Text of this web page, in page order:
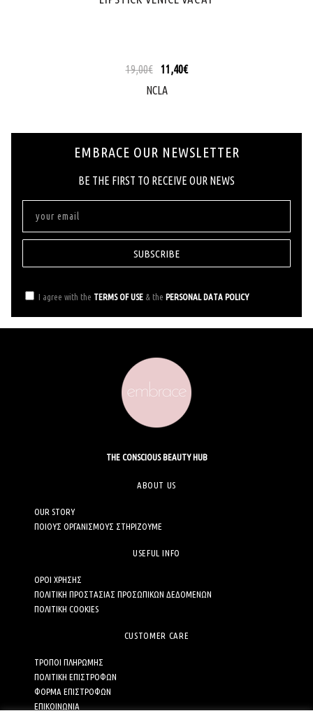
19,00€ 11,40€
NCLA
EMBRACE OUR NEWSLETTER
ΒΕ ΤΗΕ FIRST ΤΟ RECEIVE OUR NEWS
I agree with the TERMS OF USE & the PERSONAL DATA POLICY
SUBSCRIBE
THE CONSCIOUS BEAUTY HUB
ABOUT US
OUR STORY
ΠΟΙΟΥΣ ΟΡΓΑΝΙΣΜΟΥΣ ΣΤΗΡΙΖΟΥΜΕ
USEFUL INFO
ΟΡΟΙ ΧΡΗΣΗΣ
ΠΟΛΙΤΙΚΗ ΠΡΟΣΤΑΣΙΑΣ ΠΡΟΣΩΠΙΚΩΝ ΔΕΔΟΜΕΝΩΝ
ΠΟΛΙΤΙΚΗ COOKIES
CUSTOMER CARE
ΤΡΟΠΟΙ ΠΛΗΡΩΜΗΣ
ΠΟΛΙΤΙΚΗ ΕΠΙΣΤΡΟΦΩΝ
ΦΟΡΜΑ ΕΠΙΣΤΡΟΦΩΝ
ΕΠΙΚΟΙΝΩΝΙΑ